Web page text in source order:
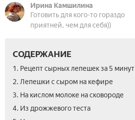
Ирина Камшилина
Готовить для кого-то гораздо
приятней, чем для себя))
СОДЕРЖАНИЕ
1. Рецепт сырных лепешек за 5 минут
2. Лепешки с сыром на кефире
3. На кислом молоке на сковороде
4. Из дрожжевого теста